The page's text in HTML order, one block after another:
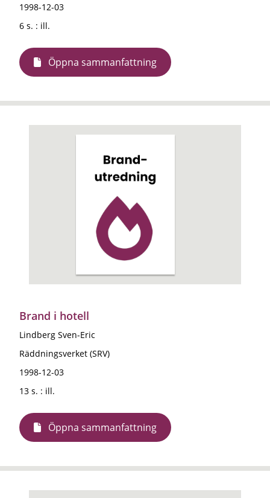
1998-12-03
6 s. : ill.
Öppna sammanfattning
Brand i hotell
Lindberg Sven-Eric
Räddningsverket (SRV)
1998-12-03
13 s. : ill.
Öppna sammanfattning